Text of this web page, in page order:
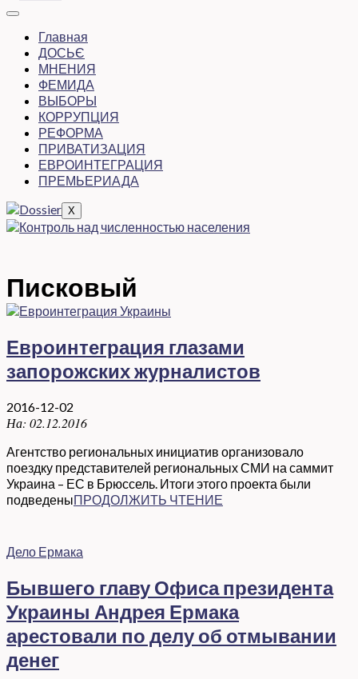
Главная
ДОСЬЄ
МНЕНИЯ
ФЕМИДА
ВЫБОРЫ
КОРРУПЦИЯ
РЕФОРМА
ПРИВАТИЗАЦИЯ
ЕВРОИНТЕГРАЦИЯ
ПРЕМЬЕРИАДА
X
Писковый
Евроинтеграция глазами
запорожских журналистов
2016-12-02
На: 02.12.2016
Агентство региональных инициатив организовало
поездку представителей региональных СМИ на саммит
Украина – ЕС в Брюссель. Итоги этого проекта были
подведеныПРОДОЛЖИТЬ ЧТЕНИЕ
Дело Ермака
Бывшего главу Офиса президента
Украины Андрея Ермака
арестовали по делу об отмывании
денег